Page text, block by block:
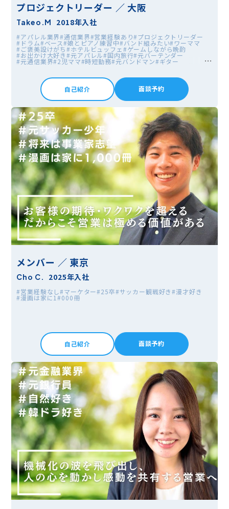
プロジェクトリーダー ／ 大阪
Takeo.M 2018年入社
#アパレル業界#通信業界#営業経験あり#プロジェクトリーダー
#ドラム#ベース#娘とピアノ練習中#バンド組みたい#ワーママ
#ご褒美設けがち#ホテルビュッフェ #ゲームしながら晩酌
#お出かけ大好き#元アパレル#国内旅行#元バーテンダー
#元通信業界#2児ママ#時短勤務#元バンドマン#ギター
自己紹介 面談予約
メンバー ／ 東京
Cho C. 2025年入社
#営業経験なし#マーケター#25卒#サッカー観戦好き#漫才好き
#漫画は家に1#000冊
自己紹介 面談予約